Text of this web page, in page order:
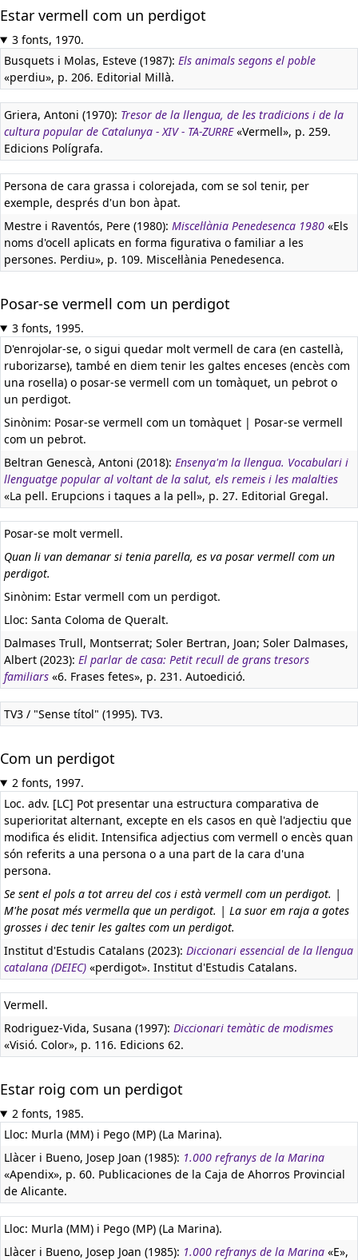
Estar vermell com un perdigot
3 fonts, 1970.
Busquets i Molas, Esteve (1987): Els animals segons el poble
«perdiu», p. 206. Editorial Millà.
Griera, Antoni (1970): Tresor de la llengua, de les tradicions i de la
cultura popular de Catalunya - XIV - TA-ZURRE«Vermell», p. 259.
Edicions Polígrafa.
Persona de cara grassa i colorejada, com se sol tenir, per
exemple, després d'un bon àpat.
Mestre i Raventós, Pere (1980): Miscel·lània Penedesenca 1980 «Els
noms d'ocell aplicats en forma figurativa o familiar a les
persones. Perdiu», p. 109. Miscel·lània Penedesenca.
Posar-se vermell com un perdigot
3 fonts, 1995.
D'enrojolar-se, o sigui quedar molt vermell de cara (en castellà,
ruborizarse), també en diem tenir les galtes enceses (encès com
una rosella) o posar-se vermell com un tomàquet, un pebrot o
un perdigot.
Sinònim: Posar-se vermell com un tomàquet | Posar-se vermell
com un pebrot.
Beltran Genescà, Antoni (2018): Ensenya'm la llengua. Vocabulari i
llenguatge popular al voltant de la salut, els remeis i les malalties
«La pell. Erupcions i taques a la pell», p. 27. Editorial Gregal.
Posar-se molt vermell.
Quan li van demanar si tenia parella, es va posar vermell com un
perdigot.
Sinònim: Estar vermell com un perdigot.
Lloc: Santa Coloma de Queralt.
Dalmases Trull, Montserrat; Soler Bertran, Joan; Soler Dalmases,
Albert (2023): El parlar de casa: Petit recull de grans tresors
familiars «6. Frases fetes», p. 231. Autoedició.
TV3 / "Sense títol" (1995). TV3.
Com un perdigot
2 fonts, 1997.
Loc. adv. [LC] Pot presentar una estructura comparativa de
superioritat alternant, excepte en els casos en què l'adjectiu que
modifica és elidit. Intensifica adjectius com vermell o encès quan
són referits a una persona o a una part de la cara d'una
persona.
Se sent el pols a tot arreu del cos i està vermell com un perdigot. |
M'he posat més vermella que un perdigot. | La suor em raja a gotes
grosses i dec tenir les galtes com un perdigot.
Institut d'Estudis Catalans (2023): Diccionari essencial de la llengua
catalana (DEIEC) «perdigot». Institut d'Estudis Catalans.
Vermell.
Rodriguez-Vida, Susana (1997): Diccionari temàtic de modismes
«Visió. Color», p. 116. Edicions 62.
Estar roig com un perdigot
2 fonts, 1985.
Lloc: Murla (MM) i Pego (MP) (La Marina).
Llàcer i Bueno, Josep Joan (1985): 1.000 refranys de la Marina
«Apendix», p. 60. Publicaciones de la Caja de Ahorros Provincial
de Alicante.
Lloc: Murla (MM) i Pego (MP) (La Marina).
Llàcer i Bueno, Josep Joan (1985): 1.000 refranys de la Marina «E»,